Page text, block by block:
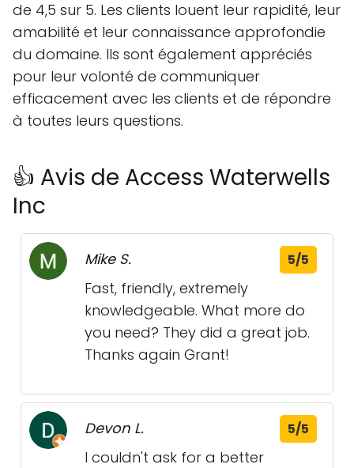
de 4,5 sur 5. Les clients louent leur rapidité, leur
amabilité et leur connaissance approfondie
du domaine. Ils sont également appréciés
pour leur volonté de communiquer
efficacement avec les clients et de répondre
à toutes leurs questions.
👍 Avis de Access Waterwells
Inc
Mike S. 5/5
Fast, friendly, extremely
knowledgeable. What more do
you need? They did a great job.
Thanks again Grant!
Devon L. 5/5
I couldn't ask for a better